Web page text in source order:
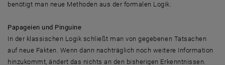
benötigt man neue Methoden aus der formalen Logik.
Papageien und Pinguine
In der klassischen Logik schließt man von gegebenen Tatsachen
auf neue Fakten. Wenn dann nachträglich noch weitere Information
hinzukommt, ändert das nichts an den bisherigen Erkenntnissen.